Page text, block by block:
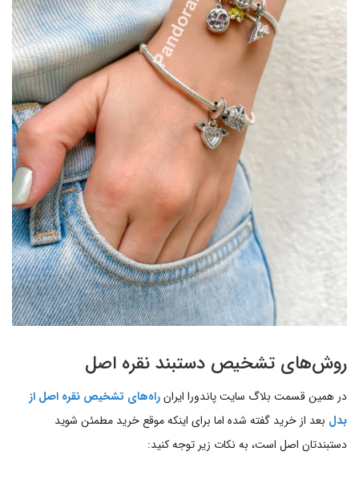
روش‌های تشخیص دستبند نقره اصل
در همین قسمت بلاگ سایت پاندورا ایرانراه‌های تشخیص نقره اصل از
بدل‌‌ بعد از خرید گفته شده اما برای اینکه موقع خرید مطمئن شوید
دستبندتان اصل است، به نکات زیر توجه کنید: